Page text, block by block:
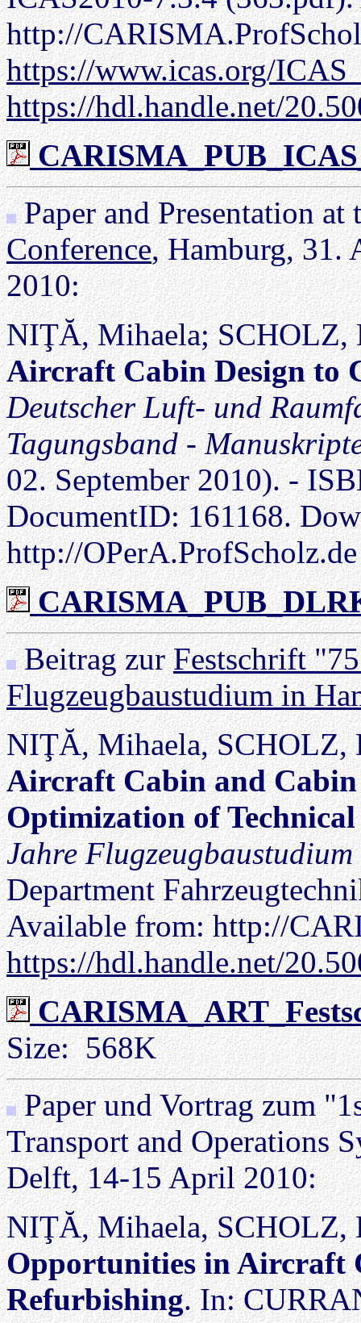
http://
https://www.icas.org/
https://hdl.handle.net/
Paper and Presentation at
Conference, Hamburg, 31.
2010:
NIŢĂ, Mihaela; SCHOLZ,
Aircraft Cabin Design to
Deutscher Luft- und
Tagungsband -
02. September 2010). -
DocumentID: 161168.
http://OPerA.ProfScholz.de
Beitrag zurFestschrift
Flugzeugbaustudium in
NIŢĂ, Mihaela, SCHOLZ,
Aircraft Cabin and
Optimization of Technical
Jahre
Department
Available from: http://
https://hdl.handle.net/
Size: 568K
Paper und Vortrag zum
Transport and Operations
Delft, 14-15 April 2010:
NIŢĂ, Mihaela, SCHOLZ,
Opportunities in Aircraft
Refurbishing. In: